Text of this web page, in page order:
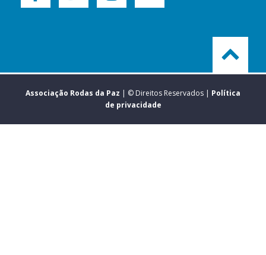
Associação Rodas da Paz | © Direitos Reservados | Política
de privacidade